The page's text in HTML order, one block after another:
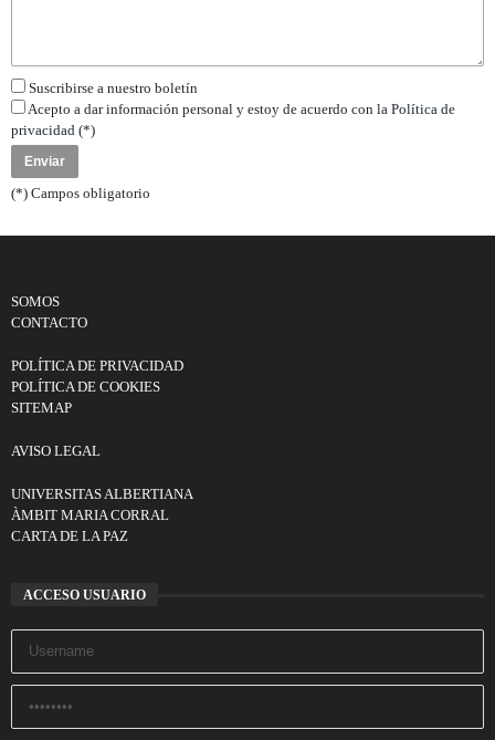
Suscribirse a nuestro boletín
Acepto a dar información personal y estoy de acuerdo con la Política de
privacidad (*)
(*) Campos obligatorio
SOMOS
CONTACTO
POLÍTICA DE PRIVACIDAD
POLÍTICA DE COOKIES
SITEMAP
AVISO LEGAL
UNIVERSITAS ALBERTIANA
ÀMBIT MARIA CORRAL
CARTA DE LA PAZ
ACCESO USUARIO